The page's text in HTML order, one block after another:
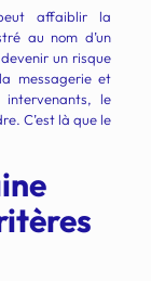
affaiblir la
au nom d’un
un risque
messagerie et
intervenants, le
C’est là que le